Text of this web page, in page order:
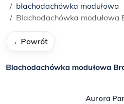
blachodachówka modułowa
Blachodachówka modułowa
← Powrót
Blachodachówka modułowa
Aurora